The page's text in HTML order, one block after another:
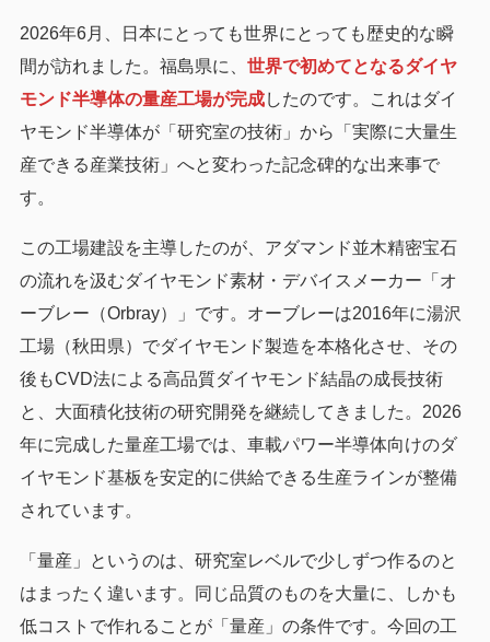
2026年6月、日本にとっても世界にとっても歴史的な瞬
間が訪れました。福島県に、 世界で初めてとなるダイヤ
モンド半導体の量産工場が完成したのです。これはダイ
ヤモンド半導体が「研究室の技術」から「実際に大量生
産できる産業技術」へと変わった記念碑的な出来事で
す。
この工場建設を主導したのが、アダマンド並木精密宝石
の流れを汲むダイヤモンド素材・デバイスメーカー「オ
ーブレー（Orbray）」です。オーブレーは2016年に湯沢
工場（秋田県）でダイヤモンド製造を本格化させ、その
後もCVD法による高品質ダイヤモンド結晶の成長技術
と、大面積化技術の研究開発を継続してきました。2026
年に完成した量産工場では、車載パワー半導体向けのダ
イヤモンド基板を安定的に供給できる生産ラインが整備
されています。
「量産」というのは、研究室レベルで少しずつ作るのと
はまったく違います。同じ品質のものを大量に、しかも
低コストで作れることが「量産」の条件です。今回の工